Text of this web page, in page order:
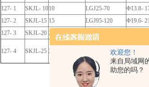
欢迎您！
来自局域网
助您的吗？
127- 1
SKJL- 1010 LGJ25-70 Φ13.8-
127- 2
SKJL-15 15 LGJ95-120 Φ19.6-
127- 3
SKJL-20 20 LGJ150-240
127- 4 SKJL-25 25 LGJ300-400 Φ27.4- 32